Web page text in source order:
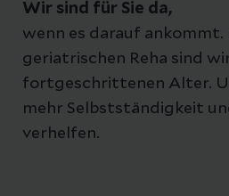
Wir sind für Sie da,
wenn es darauf ankommt.
geriatrischen Reha sind
fortgeschrittenen Alter.
mehr Selbstständigkeit
verhelfen.